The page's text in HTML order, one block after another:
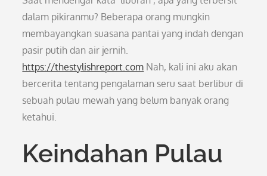
dalam pikiranmu? Beberapa orang mungkin
membayangkan suasana pantai yang indah dengan
pasir putih dan air jernih.
https://thestylishreport.com Nah, kali ini aku akan
bercerita tentang pengalaman seru saat berlibur di
sebuah pulau mewah yang belum banyak orang
ketahui.
Keindahan Pulau